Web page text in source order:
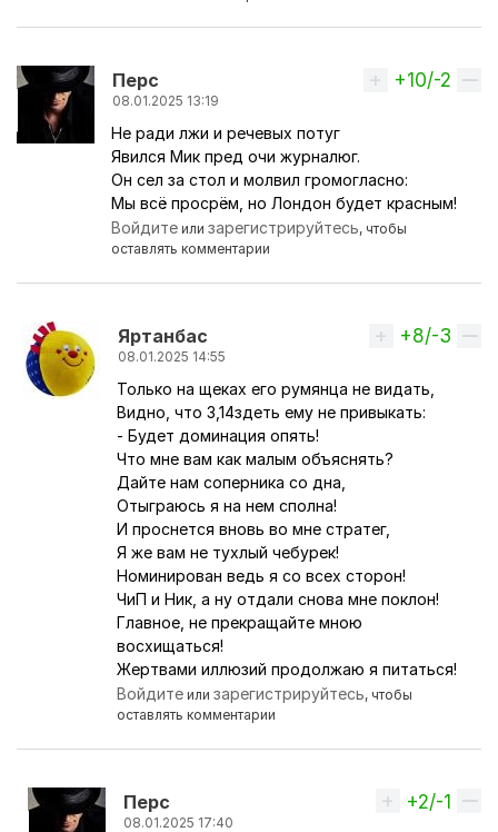
Перс
08.01.2025 13:19
Вверх
+10/-2
Не ради лжи и речевых потуг
Явился Мик пред очи журналюг.
Он сел за стол и молвил громогласно:
Мы всё просрём, но Лондон будет красным!
Войдите илизарегистрируйтесь, чтобы
оставлять комментарии
Яртанбас
08.01.2025 14:55
Ответ на комментарий пользователяПерс
Вверх
+8/-3
Только на щеках его румянца не видать,
Видно, что 3,14здеть ему не привыкать:
- Будет доминация опять!
Что мне вам как малым объяснять?
Дайте нам соперника со дна,
Отыграюсь я на нем сполна!
И проснется вновь во мне стратег,
Я же вам не тухлый чебурек!
Номинирован ведь я со всех сторон!
ЧиП и Ник, а ну отдали снова мне поклон!
Главное, не прекращайте мною
восхищаться!
Жертвами иллюзий продолжаю я питаться!
Войдите илизарегистрируйтесь, чтобы
оставлять комментарии
Перс
08.01.2025 17:40
Вверх
+2/-1